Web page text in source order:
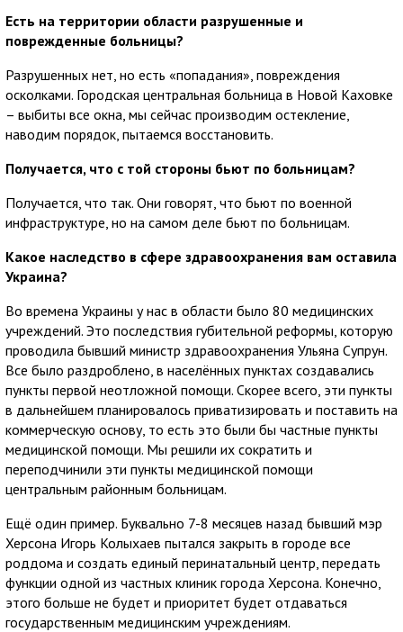
Есть на территории области разрушенные и
поврежденные больницы?
Разрушенных нет, но есть «попадания», повреждения
осколками. Городская центральная больница в Новой Каховке
– выбиты все окна, мы сейчас производим остекление,
наводим порядок, пытаемся восстановить.
Получается, что с той стороны бьют по больницам?
Получается, что так. Они говорят, что бьют по военной
инфраструктуре, но на самом деле бьют по больницам.
Какое наследство в сфере здравоохранения вам оставила
Украина?
Во времена Украины у нас в области было 80 медицинских
учреждений. Это последствия губительной реформы, которую
проводила бывший министр здравоохранения Ульяна Супрун.
Все было раздроблено, в населённых пунктах создавались
пункты первой неотложной помощи. Скорее всего, эти пункты
в дальнейшем планировалось приватизировать и поставить на
коммерческую основу, то есть это были бы частные пункты
медицинской помощи. Мы решили их сократить и
переподчинили эти пункты медицинской помощи
центральным районным больницам.
Ещё один пример. Буквально 7-8 месяцев назад бывший мэр
Херсона Игорь Колыхаев пытался закрыть в городе все
роддома и создать единый перинатальный центр, передать
функции одной из частных клиник города Херсона. Конечно,
этого больше не будет и приоритет будет отдаваться
государственным медицинским учреждениям.